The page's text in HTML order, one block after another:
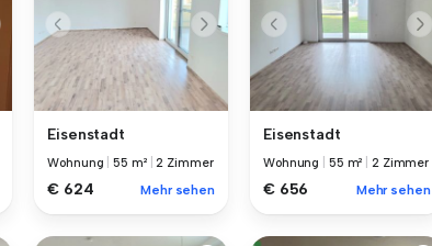
Eisenstadt
Wohnung |55 m² |2 Zimmer
€ 624 Mehr sehen
Eisenstadt
Wohnung 55 m² 2 Zimmer
€ 656 Mehr sehen